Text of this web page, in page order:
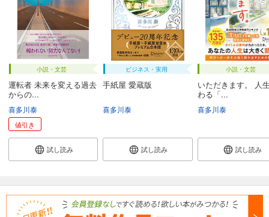
小説・文芸
運転者 未来を変える過去
からの...
喜多川泰
値引き
試し読み
ビジネス・実用
手紙屋 愛蔵版
喜多川泰
試し読み
小説・文芸
いただきます。 人
わる「...
喜多川泰
試し読み